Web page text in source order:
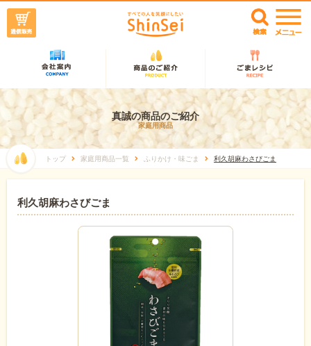
真誠の商品のご紹介
家庭用商品
トップ 家庭用商品一覧 ふりかけ・味ごま 利久胡麻わさびごま
利久胡麻わさびごま